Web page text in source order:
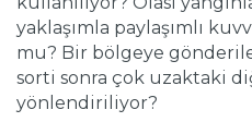
yaklaşımla paylaşımlı
mu? Bir bölgeye
sorti sonra çok uzaktaki
yönlendiriliyor?